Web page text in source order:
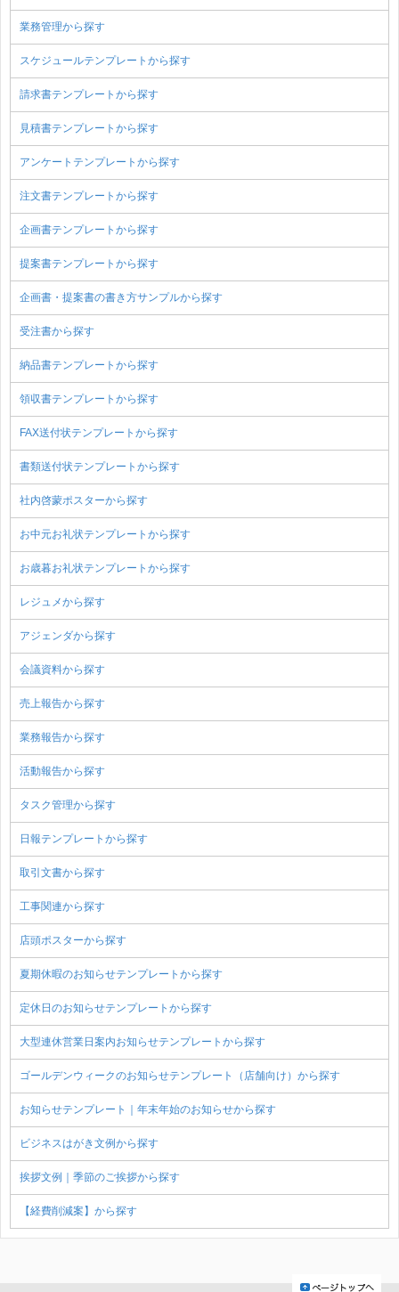
業務管理から探す
スケジュールテンプレートから探す
請求書テンプレートから探す
見積書テンプレートから探す
アンケートテンプレートから探す
注文書テンプレートから探す
企画書テンプレートから探す
提案書テンプレートから探す
企画書・提案書の書き方サンプルから探す
受注書から探す
納品書テンプレートから探す
領収書テンプレートから探す
FAX送付状テンプレートから探す
書類送付状テンプレートから探す
社内啓蒙ポスターから探す
お中元お礼状テンプレートから探す
お歳暮お礼状テンプレートから探す
レジュメから探す
アジェンダから探す
会議資料から探す
売上報告から探す
業務報告から探す
活動報告から探す
タスク管理から探す
日報テンプレートから探す
取引文書から探す
工事関連から探す
店頭ポスターから探す
夏期休暇のお知らせテンプレートから探す
定休日のお知らせテンプレートから探す
大型連休営業日案内お知らせテンプレートから探す
ゴールデンウィークのお知らせテンプレート（店舗向け）から探す
お知らせテンプレート｜年末年始のお知らせから探す
ビジネスはがき文例から探す
挨拶文例｜季節のご挨拶から探す
【経費削減案】から探す